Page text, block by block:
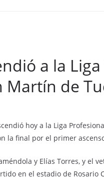
a la
Martín de
hoy a la Liga
la final por el primer
y Elías Torres, y el
en el estadio de